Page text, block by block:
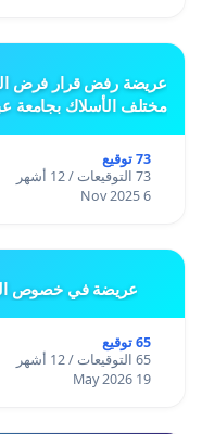
عريضة رفض قرار فرض
مختلف الأسلاك بجامعة
73 توقيع
73 التوقيعات / 12 أشهر
6 Nov 2025
عريضة في خصوص
65 توقيع
65 التوقيعات / 12 أشهر
19 May 2026